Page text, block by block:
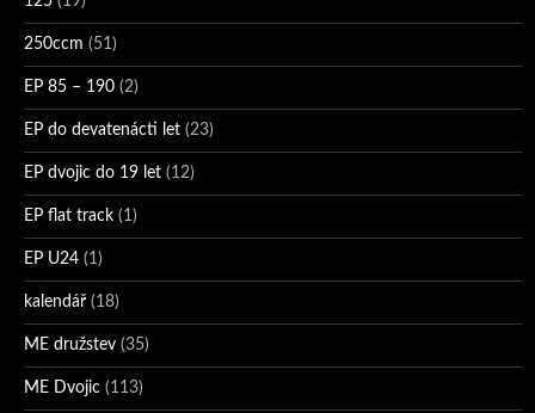
250ccm (51)
EP 85 – 190 (2)
EP do devatenácti let (23)
EP dvojic do 19 let (12)
EP flat track (1)
EP U24 (1)
kalendář (18)
ME družstev (35)
ME Dvojic (113)